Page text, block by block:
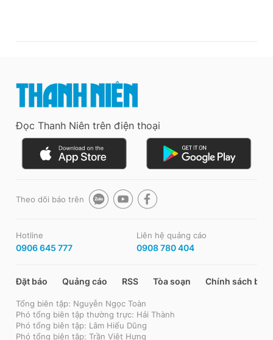
Đọc Thanh Niên trên điện thoại
Theo dõi báo trên
Hotline
0906 645 777
Liên hệ quảng cáo
0908 780 404
Đặt báo Quảng cáo RSS Tòa soạn Chính sách bảo
Tổng biên tập: Nguyễn Ngọc Toàn
Phó tổng biên tập thường trực: Hải Thành
Phó tổng biên tập: Lâm Hiếu Dũng
Phó tổng biên tập: Trần Việt Hưng